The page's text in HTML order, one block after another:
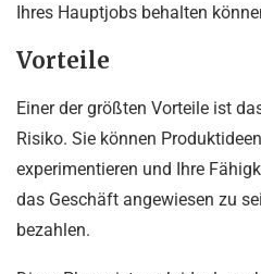
Ihres Hauptjobs behalten
Vorteile
Einer der größten Vorteile ist
Risiko. Sie können
experimentieren und Ihre
das Geschäft angewiesen zu
bezahlen.